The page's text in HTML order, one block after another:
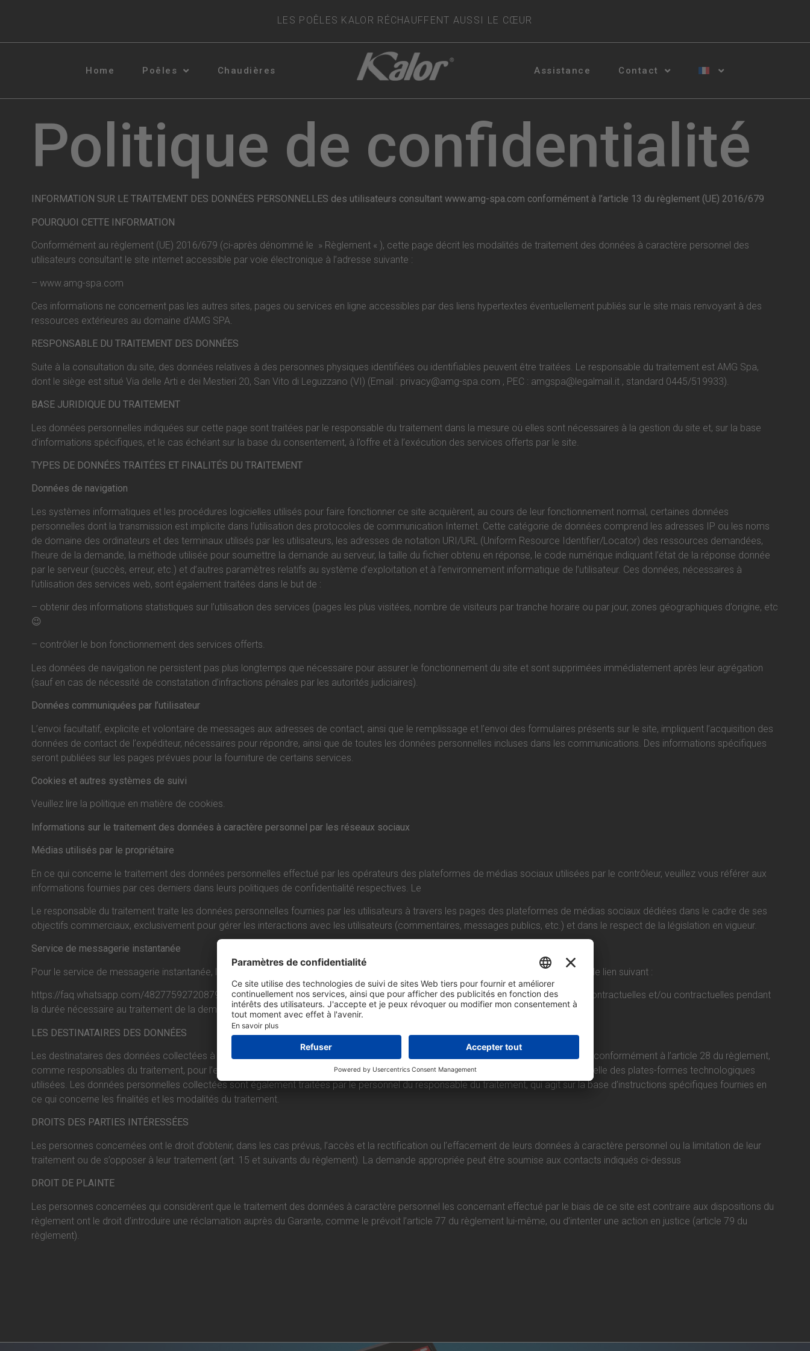
LES POÊLES KALOR RÉCHAUFFENT AUSSI LE CŒUR
Home Poêles Chaudières Assistance Contact
Politique de confidentialité
INFORMATION SUR LE TRAITEMENT DES DONNÉES PERSONNELLES des utilisateurs consultant www.amg-spa.com conformément à l’article 13 du règlement (UE) 2016/679
POURQUOI CETTE INFORMATION
Conformément au règlement (UE) 2016/679 (ci-après dénommé le » Règlement « ), cette page décrit les modalités de traitement des données à caractère personnel des
utilisateurs consultant le site internet accessible par voie électronique à l’adresse suivante :
– www.amg-spa.com
Ces informations ne concernent pas les autres sites, pages ou services en ligne accessibles par des liens hypertextes éventuellement publiés sur le site mais renvoyant à des
ressources extérieures au domaine d’AMG SPA.
RESPONSABLE DU TRAITEMENT DES DONNÉES
Suite à la consultation du site, des données relatives à des personnes physiques identifiées ou identifiables peuvent être traitées. Le responsable du traitement est AMG Spa,
dont le siège est situé Via delle Arti e dei Mestieri 20, San Vito di Leguzzano (VI) (Email : privacy@amg-spa.com , PEC : amgspa@legalmail.it , standard 0445/519933).
BASE JURIDIQUE DU TRAITEMENT
Les données personnelles indiquées sur cette page sont traitées par le responsable du traitement dans la mesure où elles sont nécessaires à la gestion du site et, sur la base
d’informations spécifiques, et le cas échéant sur la base du consentement, à l’offre et à l’exécution des services offerts par le site.
TYPES DE DONNÉES TRAITÉES ET FINALITÉS DU TRAITEMENT
Données de navigation
Les systèmes informatiques et les procédures logicielles utilisés pour faire fonctionner ce site acquièrent, au cours de leur fonctionnement normal, certaines données
personnelles dont la transmission est implicite dans l’utilisation des protocoles de communication Internet. Cette catégorie de données comprend les adresses IP ou les noms
de domaine des ordinateurs et des terminaux utilisés par les utilisateurs, les adresses de notation URI/URL (Uniform Resource Identifier/Locator) des ressources demandées,
l’heure de la demande, la méthode utilisée pour soumettre la demande au serveur, la taille du fichier obtenu en réponse, le code numérique indiquant l’état de la réponse donnée
par le serveur (succès, erreur, etc.) et d’autres paramètres relatifs au système d’exploitation et à l’environnement informatique de l’utilisateur. Ces données, nécessaires à
l’utilisation des services web, sont également traitées dans le but de :
– obtenir des informations statistiques sur l’utilisation des services (pages les plus visitées, nombre de visiteurs par tranche horaire ou par jour, zones géographiques d’origine, etc
😉
– contrôler le bon fonctionnement des services offerts.
Les données de navigation ne persistent pas plus longtemps que nécessaire pour assurer le fonctionnement du site et sont supprimées immédiatement après leur agrégation
(sauf en cas de nécessité de constatation d’infractions pénales par les autorités judiciaires).
Données communiquées par l’utilisateur
L’envoi facultatif, explicite et volontaire de messages aux adresses de contact, ainsi que le remplissage et l’envoi des formulaires présents sur le site, impliquent l’acquisition des
données de contact de l’expéditeur, nécessaires pour répondre, ainsi que de toutes les données personnelles incluses dans les communications. Des informations spécifiques
seront publiées sur les pages prévues pour la fourniture de certains services.
Cookies et autres systèmes de suivi
Veuillez lire la politique en matière de cookies.
Informations sur le traitement des données à caractère personnel par les réseaux sociaux
Médias utilisés par le propriétaire
En ce qui concerne le traitement des données personnelles effectué par les opérateurs des plateformes de médias sociaux utilisées par le contrôleur, veuillez vous référer aux
informations fournies par ces derniers dans leurs politiques de confidentialité respectives. Le
Le responsable du traitement traite les données personnelles fournies par les utilisateurs à travers les pages des plateformes de médias sociaux dédiées dans le cadre de ses
objectifs commerciaux, exclusivement pour gérer les interactions avec les utilisateurs (commentaires, messages publics, etc.) et dans le respect de la législation en vigueur.
Service de messagerie instantanée
Pour le service de messagerie instantanée, le fournisseur WhatsApp LLC est utilisé, veuillez consulter la politique de confidentialité sur le lien suivant :
https://faq.whatsapp.com/482775927208796/?helpref=hc_fnav . Dans ce contexte, le contrôleur traitera les données à des fins précontractuelles et/ou contractuelles pendant
la durée nécessaire au traitement de la demande.
LES DESTINATAIRES DES DONNÉES
Les destinataires des données collectées à la suite de la consultation des sites énumérés ci-dessus peuvent être les sujets désignés, conformément à l’article 28 du règlement,
comme responsables du traitement, pour l’exécution des services de développement, de mise à disposition et de gestion opérationnelle des plates-formes technologiques
utilisées. Les données personnelles collectées sont également traitées par le personnel du responsable du traitement, qui agit sur la base d’instructions spécifiques fournies en
ce qui concerne les finalités et les modalités du traitement.
DROITS DES PARTIES INTÉRESSÉES
Les personnes concernées ont le droit d’obtenir, dans les cas prévus, l’accès et la rectification ou l’effacement de leurs données à caractère personnel ou la limitation de leur
traitement ou de s’opposer à leur traitement (art. 15 et suivants du règlement). La demande appropriée peut être soumise aux contacts indiqués ci-dessus
DROIT DE PLAINTE
Les personnes concernées qui considèrent que le traitement des données à caractère personnel les concernant effectué par le biais de ce site est contraire aux dispositions du
règlement ont le droit d’introduire une réclamation auprès du Garante, comme le prévoit l’article 77 du règlement lui-même, ou d’intenter une action en justice (article 79 du
règlement).